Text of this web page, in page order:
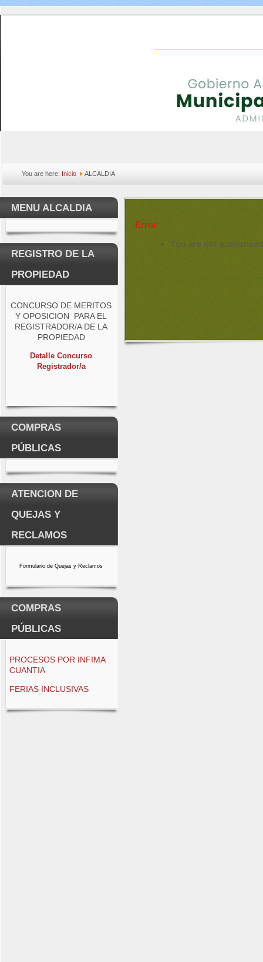
You are here: Inicio ALCALDIA
MENU ALCALDIA
REGISTRO DE LA
PROPIEDAD
CONCURSO DE MERITOS
Y OPOSICION PARA EL
REGISTRADOR/A DE LA
PROPIEDAD
Detalle Concurso
Registrador/a
COMPRAS
PÚBLICAS
ATENCION DE
QUEJAS Y
RECLAMOS
Formulario de Quejas y Reclamos
COMPRAS
PÚBLICAS
PROCESOS POR INFIMA
CUANTIA
FERIAS INCLUSIVAS
Error
You are not